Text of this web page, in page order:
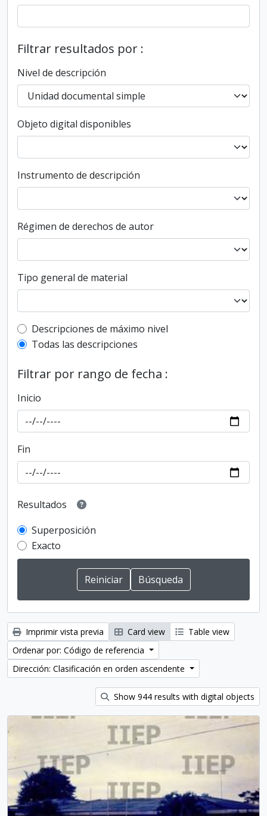
Filtrar resultados por :
Nivel de descripción
Objeto digital disponibles
Instrumento de descripción
Régimen de derechos de autor
Tipo general de material
Top-level description filter
Descripciones de máximo nivel
Todas las descripciones
Filtrar por rango de fecha :
Inicio
Fin
Resultados
Superposición
Exacto
Imprimir vista previa Card view
Table view
Ordenar por: Código de referencia
Dirección: Clasificación en orden ascendente
Show 944 results with digital objects